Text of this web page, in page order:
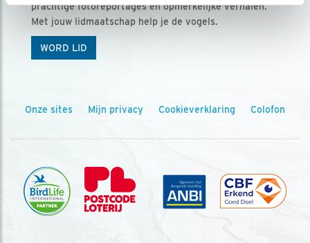
prachtige fotoreportages en opmerkelijke verhalen.
Met jouw lidmaatschap help je de vogels.
WORD LID
Onze sites Mijn privacy Cookieverklaring Colofon